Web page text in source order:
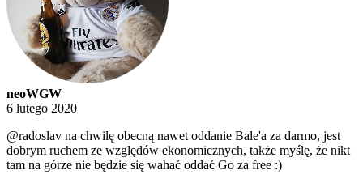
neoWGW
6 lutego 2020
@radoslav na chwilę obecną nawet oddanie Bale'a za darmo, jest
dobrym ruchem ze względów ekonomicznych, także myślę, że nikt
tam na górze nie będzie się wahać oddać Go za free :)